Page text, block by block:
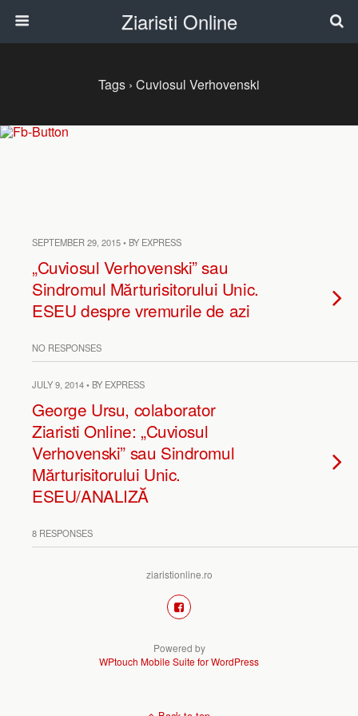
Ziaristi Online
Tags › Cuviosul Verhovenski
SEPTEMBER 29, 2015 • BY EXPRESS
„Cuviosul Verhovenski” sau
Sindromul Mărturisitorului Unic.
ESEU despre vremurile de azi
NO RESPONSES
JULY 9, 2014 • BY EXPRESS
George Ursu, colaborator
Ziaristi Online: „Cuviosul
Verhovenski” sau Sindromul
Mărturisitorului Unic.
ESEU/ANALIZĂ
8 RESPONSES
ziaristionline.ro
Powered by
WPtouch Mobile Suite for WordPress